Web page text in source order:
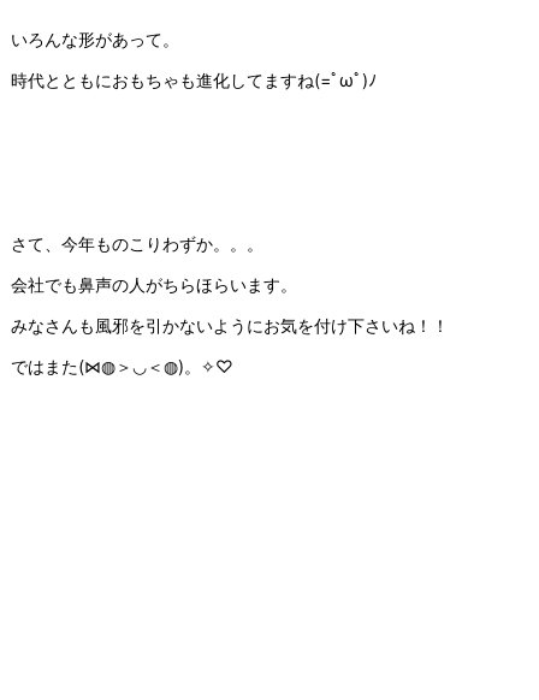
いろんな形があって。
時代とともにおもちゃも進化してますね(=ﾟωﾟ)ﾉ
さて、今年ものこりわずか。。。
会社でも鼻声の人がちらほらいます。
みなさんも風邪を引かないようにお気を付け下さいね！！
ではまた(⋈◍＞◡＜◍)。✧♡